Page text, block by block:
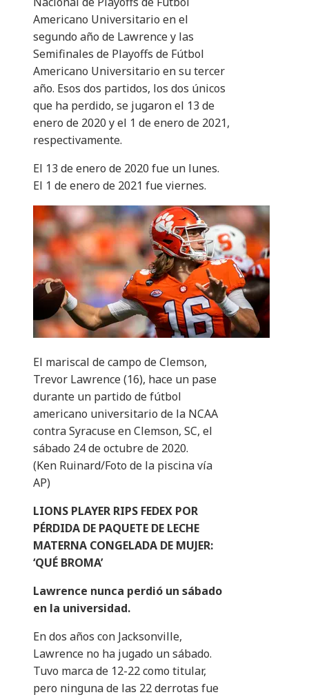
Americano Universitario en el
segundo año de Lawrence y las
Semifinales de Playoffs de Fútbol
Americano Universitario en su tercer
año. Esos dos partidos, los dos únicos
que ha perdido, se jugaron el 13 de
enero de 2020 y el 1 de enero de 2021,
respectivamente.
El 13 de enero de 2020 fue un lunes.
El 1 de enero de 2021 fue viernes.
El mariscal de campo de Clemson,
Trevor Lawrence (16), hace un pase
durante un partido de fútbol
americano universitario de la NCAA
contra Syracuse en Clemson, SC, el
sábado 24 de octubre de 2020.
(Ken Ruinard/Foto de la piscina vía
AP)
LIONS PLAYER RIPS FEDEX POR
PÉRDIDA DE PAQUETE DE LECHE
MATERNA CONGELADA DE MUJER:
‘QUÉ BROMA’
Lawrence nunca perdió un sábado
en la universidad.
En dos años con Jacksonville,
Lawrence no ha jugado un sábado.
Tuvo marca de 12-22 como titular,
pero ninguna de las 22 derrotas fue